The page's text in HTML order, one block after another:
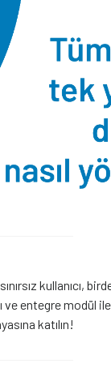
kullanıcı,
ve entegre modül
katılın!